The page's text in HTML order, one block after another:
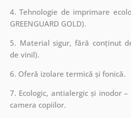
4. Tehnologie de imprimare
GREENGUARD GOLD).
5. Material sigur, fără conținut
de vinil).
6. Oferă izolare termică și fonică.
7. Ecologic, antialergic și inodor
camera copiilor.